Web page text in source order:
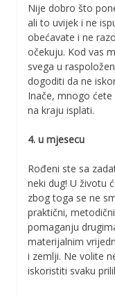
Nije dobro što
ali to uvijek i ne
obećavate i ne
očekuju. Kod vas
svega u
dogoditi da ne
Inače, mnogo
na kraju isplati.
4. u mjesecu
Rođeni ste sa
neki dug! U životu
zbog toga se ne
praktični,
pomaganju
materijalnim
i zemlji. Ne volite
iskoristiti svaku